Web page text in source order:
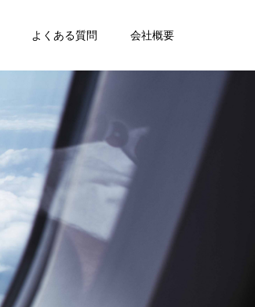
よくある質問 会社概要